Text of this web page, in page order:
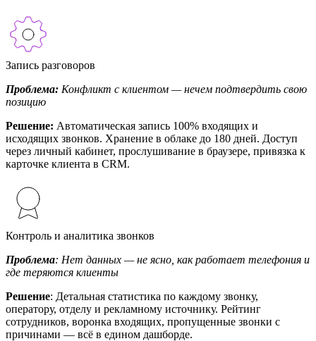
Запись разговоров
Проблема: Конфликт с клиентом — нечем подтвердить свою
позицию
Решение: Автоматическая запись 100% входящих и
исходящих звонков. Хранение в облаке до 180 дней. Доступ
через личный кабинет, прослушивание в браузере, привязка к
карточке клиента в CRM.
Контроль и аналитика звонков
Проблема: Нет данных — не ясно, как работает телефония и
где теряются клиенты
Решение: Детальная статистика по каждому звонку,
оператору, отделу и рекламному источнику. Рейтинг
сотрудников, воронка входящих, пропущенные звонки с
причинами — всё в едином дашборде.